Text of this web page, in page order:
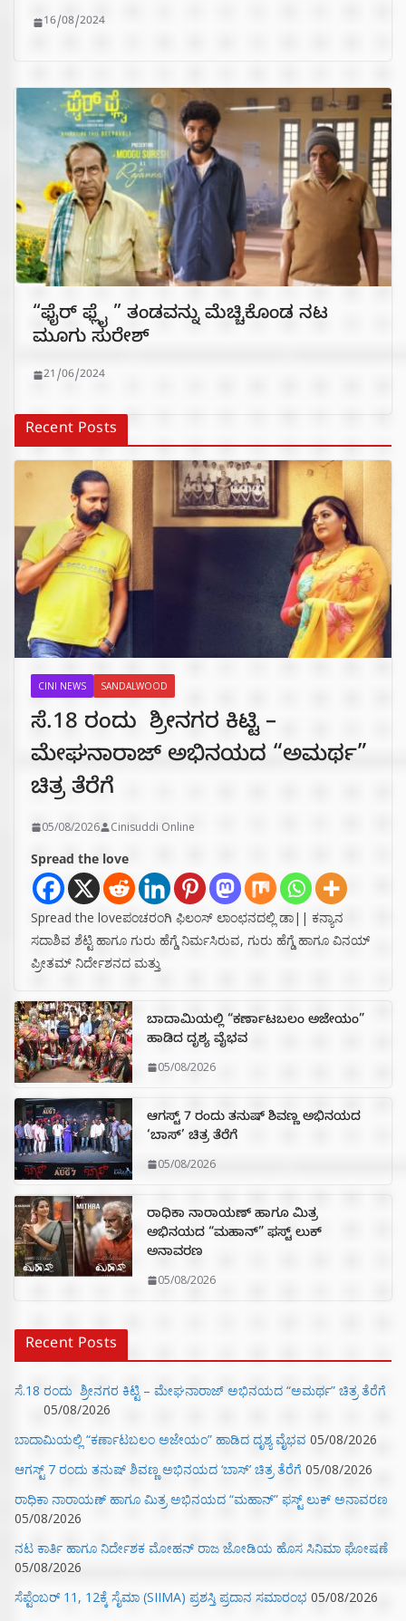
16/08/2024
“ಫೈರ್ ಫ್ಲೈ ” ತಂಡವನ್ನು ಮೆಚ್ಚಿಕೊಂಡ ನಟ
ಮೂಗು ಸುರೇಶ್
21/06/2024
Recent Posts
CINI NEWS SANDALWOOD
ಸೆ.18 ರಂದು ಶ್ರೀನಗರ ಕಿಟ್ಟಿ –
ಮೇಘನಾರಾಜ್ ಅಭಿನಯದ “ಅಮರ್ಥ”
ಚಿತ್ರ ತೆರೆಗೆ
05/08/2026 Cinisuddi Online
Spread the love
Spread the loveಪಂಚರಂಗಿ ಫಿಲಂಸ್ ಲಾಂಛನದಲ್ಲಿ ಡಾ|| ಕನ್ಯಾನ
ಸದಾಶಿವ ಶೆಟ್ಟಿ ಹಾಗೂ ಗುರು ಹೆಗ್ಡೆ ನಿರ್ಮಸಿರುವ, ಗುರು ಹೆಗ್ಡೆ ಹಾಗೂ ವಿನಯ್
ಪ್ರೀತಮ್ ನಿರ್ದೇಶನದ ಮತ್ತು
ಬಾದಾಮಿಯಲ್ಲಿ “ಕರ್ಣಾಟಬಲಂ ಅಜೇಯಂ”
ಹಾಡಿದ ದೃಶ್ಯ ವೈಭವ
05/08/2026
ಆಗಸ್ಟ್ 7 ರಂದು ತನುಷ್ ಶಿವಣ್ಣ ಅಭಿನಯದ
‘ಬಾಸ್’ ಚಿತ್ರ ತೆರೆಗೆ
05/08/2026
ರಾಧಿಕಾ ನಾರಾಯಣ್ ಹಾಗೂ ಮಿತ್ರ
ಅಭಿನಯದ “ಮಹಾನ್” ಫಸ್ಟ್ ಲುಕ್
ಅನಾವರಣ
05/08/2026
Recent Posts
ಸೆ.18 ರಂದು ಶ್ರೀನಗರ ಕಿಟ್ಟಿ – ಮೇಘನಾರಾಜ್ ಅಭಿನಯದ “ಅಮರ್ಥ” ಚಿತ್ರ ತೆರೆಗೆ
05/08/2026
ಬಾದಾಮಿಯಲ್ಲಿ “ಕರ್ಣಾಟಬಲಂ ಅಜೇಯಂ” ಹಾಡಿದ ದೃಶ್ಯ ವೈಭವ 05/08/2026
ಆಗಸ್ಟ್ 7 ರಂದು ತನುಷ್ ಶಿವಣ್ಣ ಅಭಿನಯದ ‘ಬಾಸ್’ ಚಿತ್ರ ತೆರೆಗೆ 05/08/2026
ರಾಧಿಕಾ ನಾರಾಯಣ್ ಹಾಗೂ ಮಿತ್ರ ಅಭಿನಯದ “ಮಹಾನ್” ಫಸ್ಟ್ ಲುಕ್ ಅನಾವರಣ
05/08/2026
ನಟ ಕಾರ್ತಿ ಹಾಗೂ ನಿರ್ದೇಶಕ ಮೋಹನ್ ರಾಜ ಜೋಡಿಯ ಹೊಸ ಸಿನಿಮಾ ಘೋಷಣೆ
05/08/2026
ಸೆಪ್ಟೆಂಬರ್ 11, 12ಕ್ಕೆ ಸೈಮಾ (SIIMA) ಪ್ರಶಸ್ತಿ ಪ್ರದಾನ ಸಮಾರಂಭ 05/08/2026